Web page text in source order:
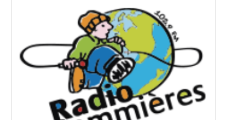
Annoncant
L’Expo
Art
Et
Vin
2024